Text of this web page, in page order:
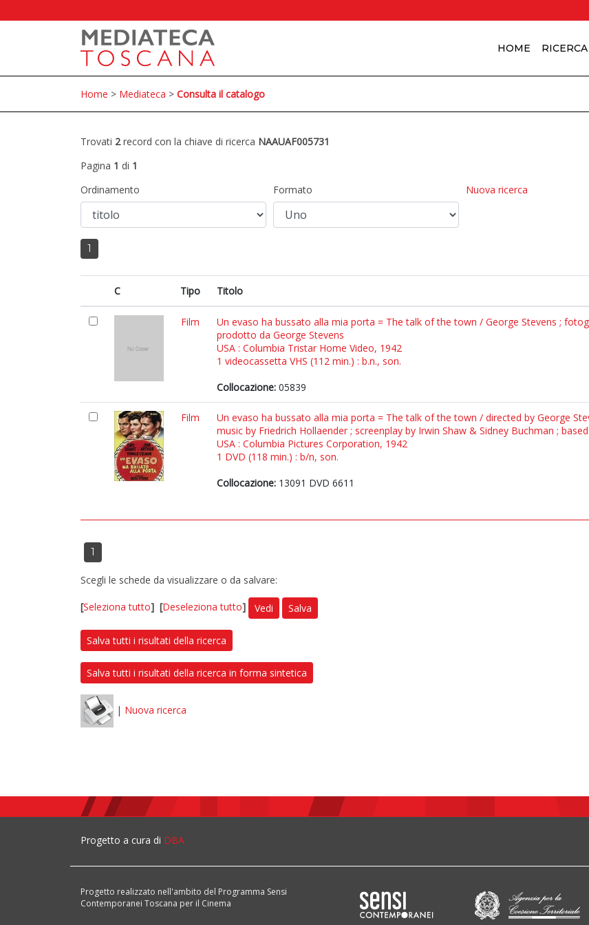
HOME
Home > Mediateca > Consulta il catalogo
Trovati 2record con la chiave di ricerca NAAUAF005731
Pagina 1 di 1
Ordinamento
Formato Nuova ricerca
1
C Tipo Titolo
Film
Un evaso ha bussato alla mia porta = The talk of the town / George Stevens ;
prodotto da George Stevens
USA : Columbia Tristar Home Video, 1942
1 videocassetta VHS (112 min.) : b.n., son.
Collocazione: 05839
Film
Un evaso ha bussato alla mia porta = The talk of the town / directed by George
music by Friedrich Hollaender ; screenplay by Irwin Shaw & Sidney Buchman ;
USA : Columbia Pictures Corporation, 1942
1 DVD (118 min.) : b/n, son.
Collocazione: 13091 DVD 6611
1
Scegli le schede da visualizzare o da salvare:
[Seleziona tutto] [Deseleziona tutto] Vedi Salva
Salva tutti i risultati della ricerca
Salva tutti i risultati della ricerca in forma sintetica
| Nuova ricerca
Progetto a cura di DBA
Progetto realizzato nell'ambito del Programma Sensi
Contemporanei Toscana per il Cinema